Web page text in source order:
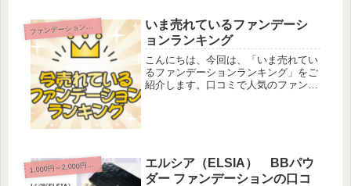
ファンデーション－まとめ
いま売れているファンデーシ
ョンランキング
こんにちは、今回は、「いま売れてい
るファンデーションランキング」をご
紹介します。口コミで人気のファンデ
1
,000円～2,000円未満
エルシア（ELSIA） BBパウ
ダー ファンデーションの口コ